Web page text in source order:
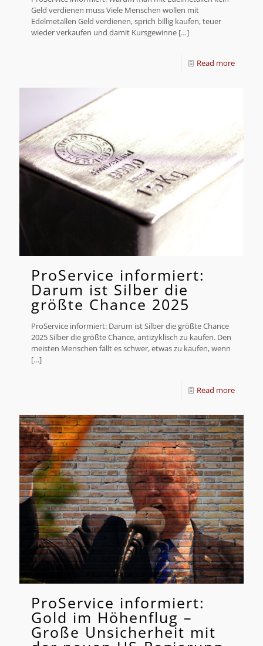
Geld verdienen muss Viele Menschen wollen mit
Edelmetallen Geld verdienen, sprich billig kaufen, teuer
wieder verkaufen und damit Kursgewinne […]
Read more
ProService informiert:
Darum ist Silber die
größte Chance 2025
ProService informiert: Darum ist Silber die größte Chance
2025 Silber die größte Chance, antizyklisch zu kaufen. Den
meisten Menschen fällt es schwer, etwas zu kaufen, wenn
[…]
Read more
ProService informiert:
Gold im Höhenflug –
Große Unsicherheit mit